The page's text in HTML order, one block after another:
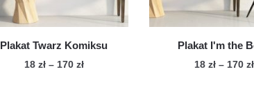
Plakat Twarz Komiksu
18 zł – 170 złZakres
Plakat I'm the
18zł – 170zł